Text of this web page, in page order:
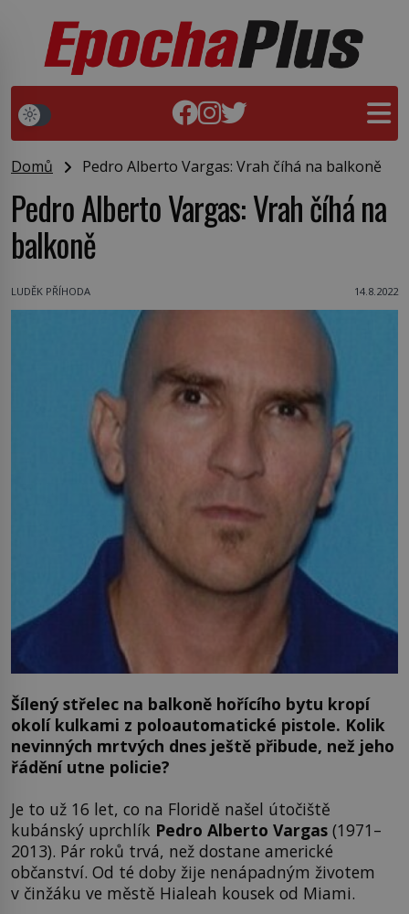
Domů Pedro Alberto Vargas: Vrah číhá na balkoně
Pedro Alberto Vargas: Vrah číhá na
balkoně
LUDĚK PŘÍHODA 14.8.2022
Šílený střelec na balkoně hořícího bytu kropí
okolí kulkami z poloautomatické pistole. Kolik
nevinných mrtvých dnes ještě přibude, než jeho
řádění utne policie?
Je to už 16 let, co na Floridě našel útočiště
kubánský uprchlík Pedro Alberto Vargas (1971–
2013). Pár roků trvá, než dostane americké
občanství. Od té doby žije nenápadným životem
v činžáku ve městě Hialeah kousek od Miami.